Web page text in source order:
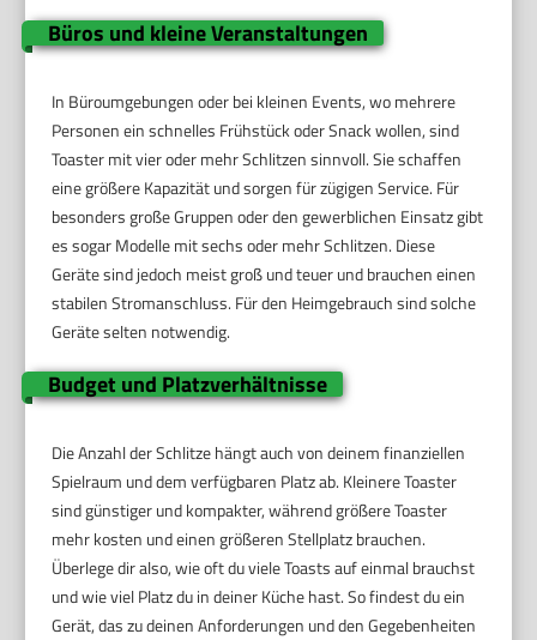
Büros und kleine Veranstaltungen
In Büroumgebungen oder bei kleinen Events, wo mehrere
Personen ein schnelles Frühstück oder Snack wollen, sind
Toaster mit vier oder mehr Schlitzen sinnvoll. Sie schaffen
eine größere Kapazität und sorgen für zügigen Service. Für
besonders große Gruppen oder den gewerblichen Einsatz gibt
es sogar Modelle mit sechs oder mehr Schlitzen. Diese
Geräte sind jedoch meist groß und teuer und brauchen einen
stabilen Stromanschluss. Für den Heimgebrauch sind solche
Geräte selten notwendig.
Budget und Platzverhältnisse
Die Anzahl der Schlitze hängt auch von deinem finanziellen
Spielraum und dem verfügbaren Platz ab. Kleinere Toaster
sind günstiger und kompakter, während größere Toaster
mehr kosten und einen größeren Stellplatz brauchen.
Überlege dir also, wie oft du viele Toasts auf einmal brauchst
und wie viel Platz du in deiner Küche hast. So findest du ein
Gerät, das zu deinen Anforderungen und den Gegebenheiten